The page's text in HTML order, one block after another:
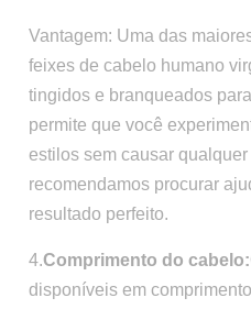
Vantagem: Uma das
feixes de cabelo humano
tingidos e branqueados
permite que você
estilos sem causar
recomendamos procurar
resultado perfeito.
4.Comprimento do cabelo:
disponíveis em